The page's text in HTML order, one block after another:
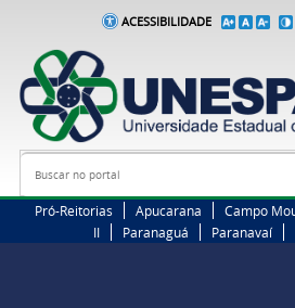
ACESSIBILIDADE
Busca
Pró-Reitorias Apucarana Campo
II
Paranaguá Paranavaí